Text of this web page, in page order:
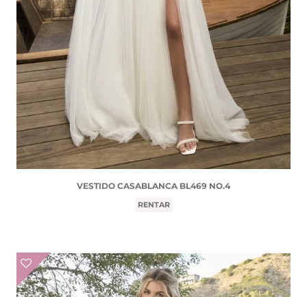
VESTIDO CASABLANCA BL469 NO.4
RENTAR